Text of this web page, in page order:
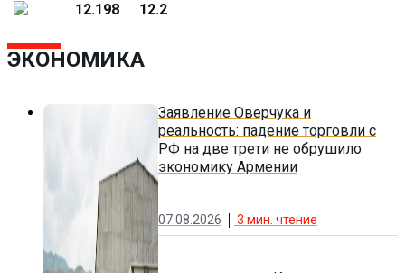
12.198
12.2
ЭКОНОМИКА
Заявление Оверчука и
реальность: падение торговли с
РФ на две трети не обрушило
экономику Армении
07.08.2026 3 мин. чтение